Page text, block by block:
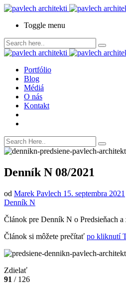
Toggle menu
Portfólio
Blog
Médiá
O nás
Kontakt
Denník N 08/2021
od Marek Pavlech 15. septembra 2021
Denník N
Článok pre Denník N o Predsieňach
Článok si môžete prečítať po kliknutí
Zdielať
91 / 126